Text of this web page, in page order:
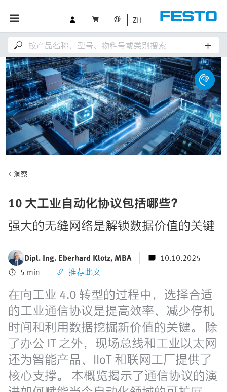
ZH
洞察
10 大工业自动化协议包括哪些？
强大的无缝网络是解锁数据价值的关键
Dipl. Ing. Eberhard Klotz, MBA
10.10.2025
5 min
推荐此文
在向工业 4.0 转型的过程中，选择合适
的工业通信协议是提高效率、减少停机
时间和利用数据挖掘新价值的关键。 除
了办公 IT 之外，现场总线和工业以太网
还为智能产品、IIoT 和联网工厂提供了
核心支撑。 本概览揭示了通信协议的演